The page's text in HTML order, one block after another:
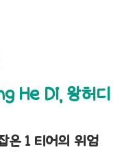
He Di, 왕허디
은 1 티어의 위엄